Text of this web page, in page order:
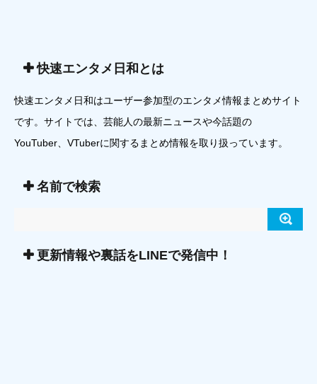
快速エンタメ日和とは
快速エンタメ日和はユーザー参加型のエンタメ情報まとめサイト
です。サイトでは、芸能人の最新ニュースや今話題の
YouTuber、VTuberに関するまとめ情報を取り扱っています。
名前で検索
更新情報や裏話をLINEで発信中！